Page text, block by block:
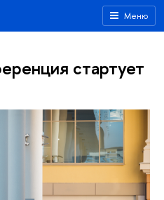
Меню
стартует